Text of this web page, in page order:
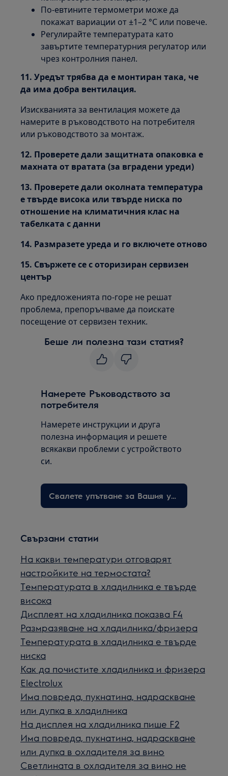
По-евтините термометри може да
покажат вариации от ±1–2 °C или повече.
Регулирайте температурата като
завъртите температурния регулатор или
чрез контролния панел.
11. Уредът трябва да е монтиран така, че
да има добра вентилация.
Изискванията за вентилация можете да
намерите в ръководството на потребителя
или ръководството за монтаж.
12. Проверете дали защитната опаковка е
махната от вратата (за вградени уреди)
13. Проверете дали околната температура
е твърде висока или твърде ниска по
отношение на климатичния клас на
табелката с данни
14. Размразете уреда и го включете отново
15. Свържете се с оторизиран сервизен
център
Ако предложенията по-горе не решат
проблема, препоръчваме да поискате
посещение от сервизен техник.
Беше ли полезна тази статия?
Намерете Ръководството за
потребителя
Намерете инструкции и друга
полезна информация и решете
всякакви проблеми с устройството
си.
Свалете упътване за Вашия уред
Свързани статии
На какви температури отговарят
настройките на термостата?
Температурата в хладилника е твърде
висока
Дисплеят на хладилника показва F4
Размразяване на хладилника/фризера
Температурата в хладилника е твърде
ниска
Как да почистите хладилника и фризера
Electrolux
Има повреда, пукнатина, надраскване
или дупка в хладилника
На дисплея на хладилника пише F2
Има повреда, пукнатина, надраскване
или дупка в охладителя за вино
Светлината в охладителя за вино не